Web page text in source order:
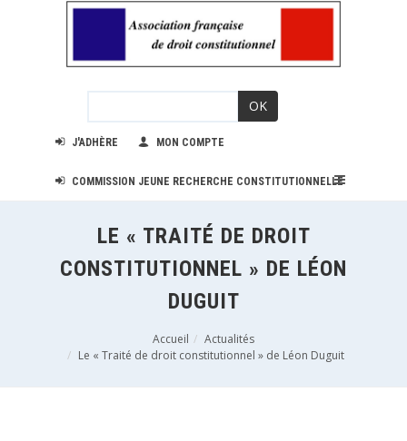
OK
J'ADHÈRE MON COMPTE
COMMISSION JEUNE RECHERCHE CONSTITUTIONNELLE
LE « TRAITÉ DE DROIT
CONSTITUTIONNEL » DE LÉON
DUGUIT
Accueil
Actualités
Le « Traité de droit constitutionnel » de Léon Duguit